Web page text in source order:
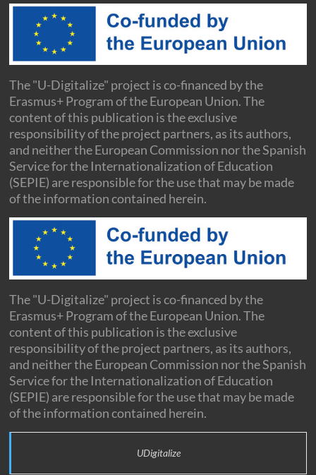
The "U-Digitalize" project is co-financed by the
Erasmus+ Program of the European Union. The
content of this publication is the exclusive
responsibility of the project partners, as its authors,
and neither the European Commission nor the Spanish
Service for the Internationalization of Education
(SEPIE) are responsible for the use that may be made
of the information contained herein.
The "U-Digitalize" project is co-financed by the
Erasmus+ Program of the European Union. The
content of this publication is the exclusive
responsibility of the project partners, as its authors,
and neither the European Commission nor the Spanish
Service for the Internationalization of Education
(SEPIE) are responsible for the use that may be made
of the information contained herein.
UDigitalize